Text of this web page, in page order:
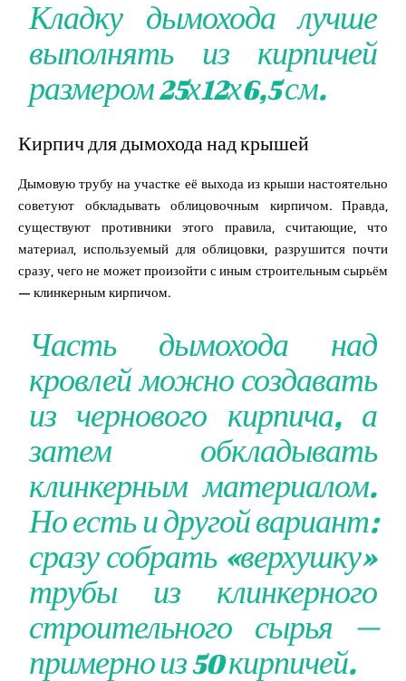
Кладку дымохода лучше
выполнять из кирпичей
размером 25х12х6,5 см.
Кирпич для дымохода над крышей
Дымовую трубу на участке её выхода из крыши настоятельно
советуют обкладывать облицовочным кирпичом. Правда,
существуют противники этого правила, считающие, что
материал, используемый для облицовки, разрушится почти
сразу, чего не может произойти с иным строительным сырьём
— клинкерным кирпичом.
Часть дымохода над
кровлей можно создавать
из чернового кирпича, а
затем обкладывать
клинкерным материалом.
Но есть и другой вариант:
сразу собрать «верхушку»
трубы из клинкерного
строительного сырья —
примерно из 50 кирпичей.